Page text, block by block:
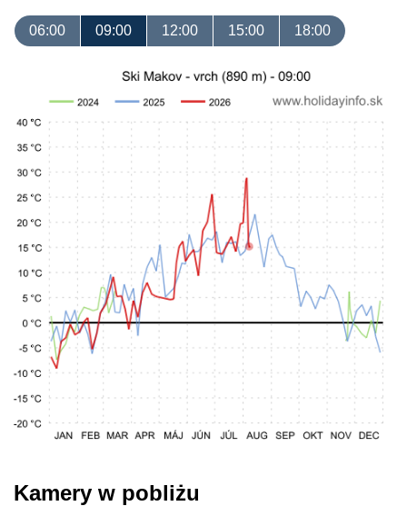
06:00 09:00 12:00 15:00 18:00
Kamery w pobliżu